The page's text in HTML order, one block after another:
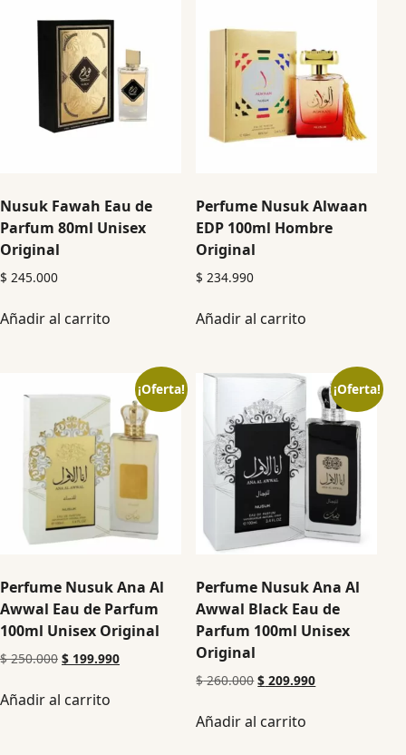
Nusuk Fawah Eau de
Parfum 80ml Unisex
Original
$ 245.000
Añadir al carrito
Perfume Nusuk Alwaan
EDP 100ml Hombre
Original
$ 234.990
Añadir al carrito
¡Oferta!
Perfume Nusuk Ana Al
Awwal Eau de Parfum
100ml Unisex Original
$250.000 $ 199.990
Añadir al carrito
¡Oferta!
Perfume Nusuk Ana Al
Awwal Black Eau de
Parfum 100ml Unisex
Original
$260.000 $ 209.990
Añadir al carrito